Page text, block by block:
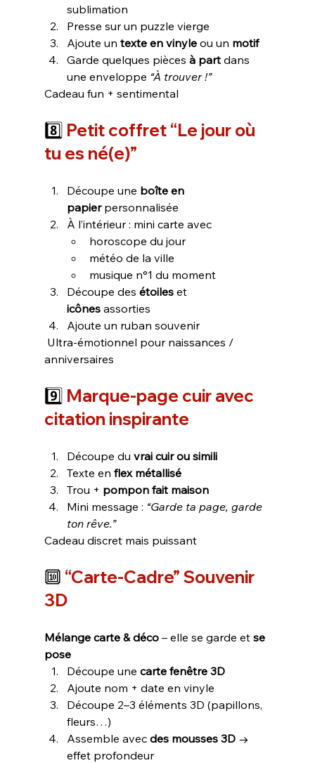
sublimation
Presse sur un puzzle vierge
Ajoute un texte en vinyle ou un motif
Garde quelques pièces à part dans
une enveloppe “À trouver !”
Cadeau fun + sentimental
8️⃣ Petit coffret “Le jour où
tu es né(e)”
Découpe une boîte en
papier personnalisée
À l’intérieur : mini carte avec
horoscope du jour
météo de la ville
musique n°1 du moment
Découpe des étoiles et
icônes assorties
Ajoute un ruban souvenir
anniversaires
9️⃣ Marque-page cuir avec
citation inspirante
Découpe du vrai cuir ou simili
Texte en flex métallisé
Trou + pompon fait maison
Mini message : “Garde ta page, garde
ton rêve.”
Cadeau discret mais puissant
🔟 “Carte-Cadre” Souvenir
3D
Mélange carte & déco – elle se garde et se
pose
Découpe une carte fenêtre 3D
Ajoute nom + date en vinyle
Découpe 2–3 éléments 3D (papillons,
fleurs…)
Assemble avec des mousses 3D →
effet profondeur